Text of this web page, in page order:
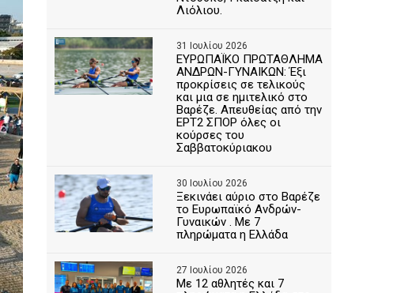
Λιόλιου.
31 Ιουλίου 2026
ΕΥΡΩΠΑΪΚΟ ΠΡΩΤΑΘΛΗΜΑ
ΑΝΔΡΩΝ-ΓΥΝΑΙΚΩΝ: Έξι
προκρίσεις σε τελικούς
και μια σε ημιτελικό στο
Βαρέζε. Απευθείας από την
ΕΡΤ2 ΣΠΟΡ όλες οι
κούρσες του
Σαββατοκύριακου
30 Ιουλίου 2026
Ξεκινάει αύριο στο Βαρέζε
το Ευρωπαϊκό Ανδρών-
Γυναικών . Με 7
πληρώματα η Ελλάδα
27 Ιουλίου 2026
Με 12 αθλητές και 7